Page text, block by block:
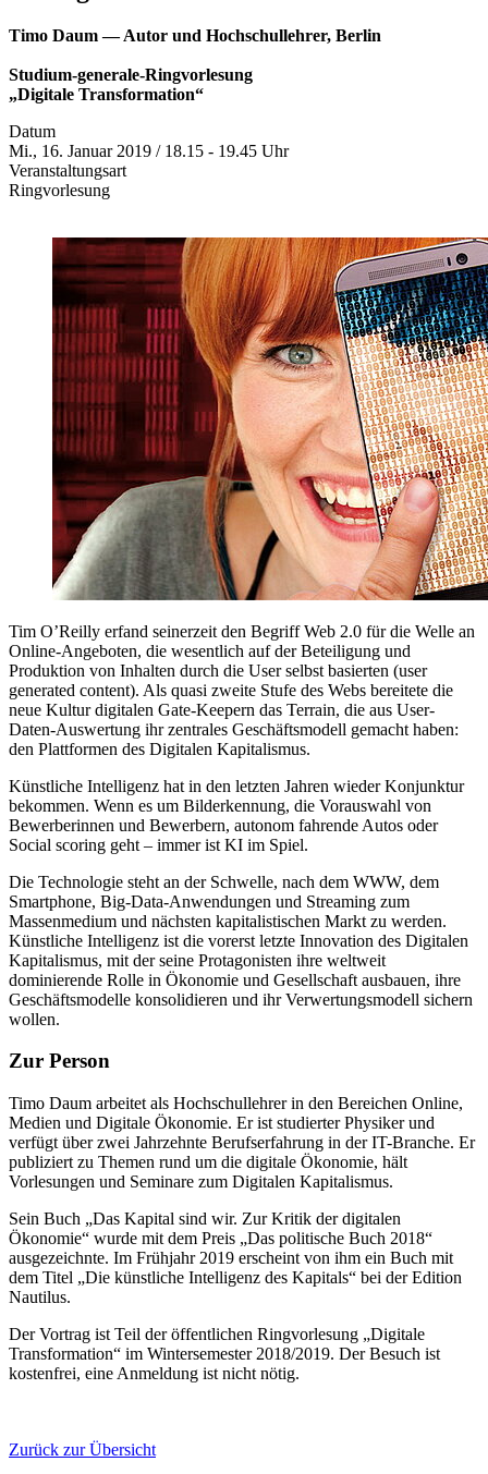
Timo Daum — Autor und Hochschullehrer, Berlin
Studium-generale-Ringvorlesung
„Digitale Transformation“
Datum
Mi., 16. Januar 2019 / 18.15 - 19.45 Uhr
Veranstaltungsart
Ringvorlesung
Tim O’Reilly erfand seinerzeit den Begriff Web 2.0 für die Welle an
Online-Angeboten, die wesentlich auf der Beteiligung und
Produktion von Inhalten durch die User selbst basierten (user
generated content). Als quasi zweite Stufe des Webs bereitete die
neue Kultur digitalen Gate-Keepern das Terrain, die aus User-
Daten-Auswertung ihr zentrales Geschäftsmodell gemacht haben:
den Plattformen des Digitalen Kapitalismus.
Künstliche Intelligenz hat in den letzten Jahren wieder Konjunktur
bekommen. Wenn es um Bilderkennung, die Vorauswahl von
Bewerberinnen und Bewerbern, autonom fahrende Autos oder
Social scoring geht – immer ist KI im Spiel.
Die Technologie steht an der Schwelle, nach dem WWW, dem
Smartphone, Big-Data-Anwendungen und Streaming zum
Massenmedium und nächsten kapitalistischen Markt zu werden.
Künstliche Intelligenz ist die vorerst letzte Innovation des Digitalen
Kapitalismus, mit der seine Protagonisten ihre weltweit
dominierende Rolle in Ökonomie und Gesellschaft ausbauen, ihre
Geschäftsmodelle konsolidieren und ihr Verwertungsmodell sichern
wollen.
Zur Person
Timo Daum arbeitet als Hochschullehrer in den Bereichen Online,
Medien und Digitale Ökonomie. Er ist studierter Physiker und
verfügt über zwei Jahrzehnte Berufserfahrung in der IT-Branche. Er
publiziert zu Themen rund um die digitale Ökonomie, hält
Vorlesungen und Seminare zum Digitalen Kapitalismus.
Sein Buch „Das Kapital sind wir. Zur Kritik der digitalen
Ökonomie“ wurde mit dem Preis „Das politische Buch 2018“
ausgezeichnte. Im Frühjahr 2019 erscheint von ihm ein Buch mit
dem Titel „Die künstliche Intelligenz des Kapitals“ bei der Edition
Nautilus.
Der Vortrag ist Teil der öffentlichen Ringvorlesung „Digitale
Transformation“ im Wintersemester 2018/2019. Der Besuch ist
kostenfrei, eine Anmeldung ist nicht nötig.
Zurück zur Übersicht